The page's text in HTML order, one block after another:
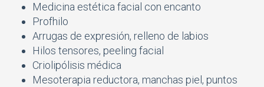
Medicina estética facial con encanto
Profhilo
Arrugas de expresión, relleno de labios
Hilos tensores, peeling facial
Criolipólisis médica
Mesoterapia reductora, manchas piel, puntos